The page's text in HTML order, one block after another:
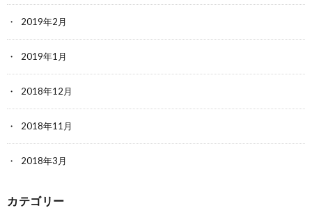
2019年2月
2019年1月
2018年12月
2018年11月
2018年3月
カテゴリー